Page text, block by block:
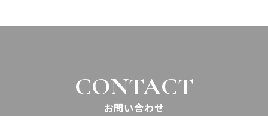
CONTACT
お問い合わせ